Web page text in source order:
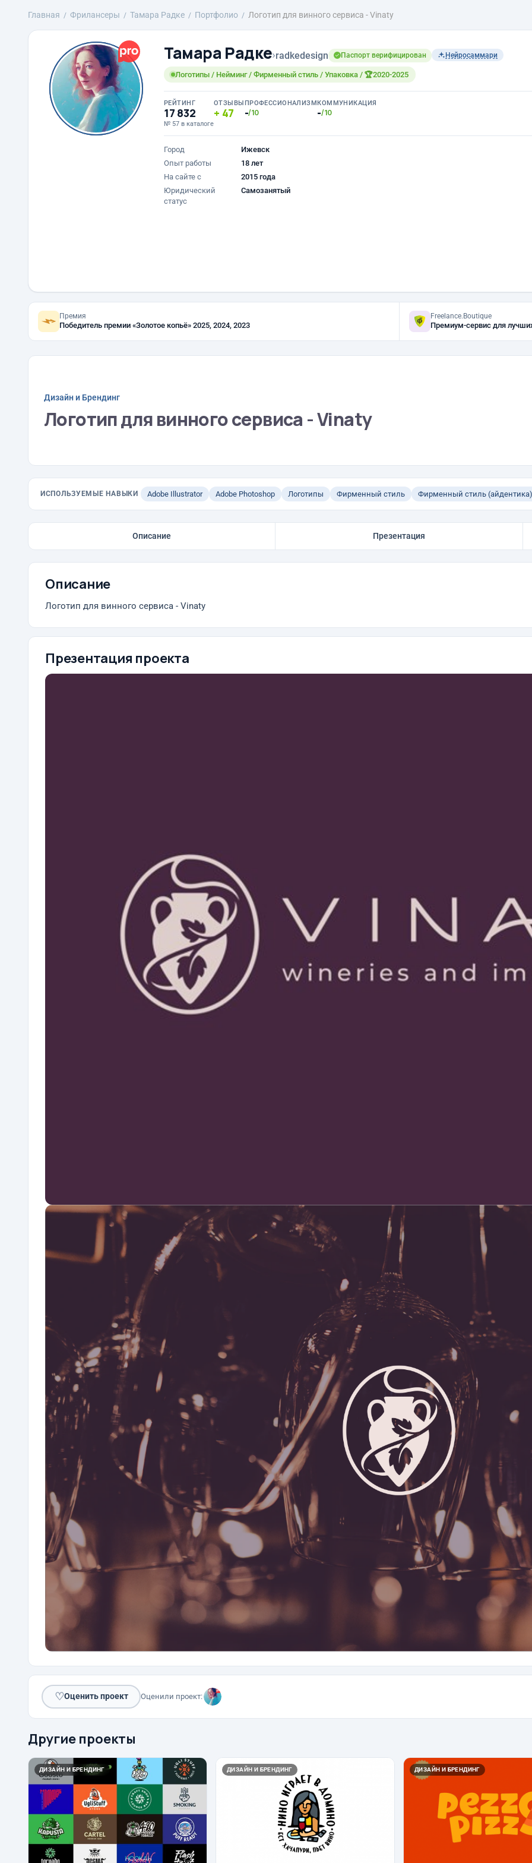
Главная Фрилансеры Тамара Радке Портфолио Логотип для винного сервиса - Vinaty
Тамара Радке›radkedesign Паспорт верифицирован Нейросаммари
Логотипы / Нейминг / Фирменный стиль / Упаковка / 🏆2020-2025
РЕЙТИНГ
17 832
№ 57 в каталоге
ОТЗЫВЫ
47
ПРОФЕССИОНАЛИЗМ
-/10
КОММУНИКАЦИЯ
-/10
Город
Ижевск
Опыт работы
18 лет
На сайте с
2015 года
Юридический
статус
Самозанятый
Премия
Победитель премии «Золотое копьё» 2025, 2024, 2023
Freelance.Boutique
Премиум-сервис для
Дизайн и Брендинг
Логотип для винного сервиса - Vinaty
ИСПОЛЬЗУЕМЫЕ НАВЫКИ Adobe Illustrator Adobe Photoshop Логотипы Фирменный стиль Фирменный стиль (айдентика)
Описание Презентация
Описание
Логотип для винного сервиса - Vinaty
Презентация проекта
♡Оценить проект Оценили проект:
Другие проекты
ДИЗАЙН И БРЕНДИНГ ДИЗАЙН И БРЕНДИНГ ДИЗАЙН И БРЕНДИНГ